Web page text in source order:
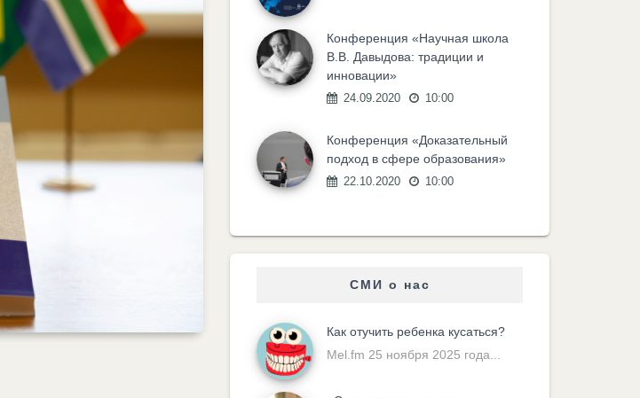
Конференция «Научная школа
В.В. Давыдова: традиции и
инновации»
24.09.2020 10:00
Конференция «Доказательный
подход в сфере образования»
22.10.2020 10:00
СМИ о нас
Как отучить ребенка кусаться?
Mel.fm 25 ноября 2025 года...